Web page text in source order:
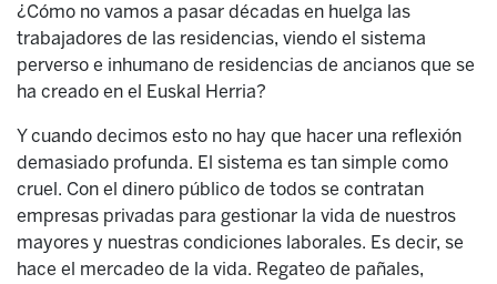
¿Cómo no vamos a pasar décadas en huelga las
trabajadores de las residencias, viendo el sistema
perverso e inhumano de residencias de ancianos que se
ha creado en el Euskal Herria?
Y cuando decimos esto no hay que hacer una reflexión
demasiado profunda. El sistema es tan simple como
cruel. Con el dinero público de todos se contratan
empresas privadas para gestionar la vida de nuestros
mayores y nuestras condiciones laborales. Es decir, se
hace el mercadeo de la vida. Regateo de pañales,